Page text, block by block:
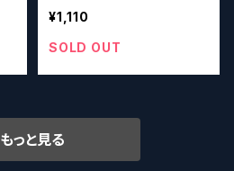
ール】
¥1,110
SOLD OUT
もっと見る